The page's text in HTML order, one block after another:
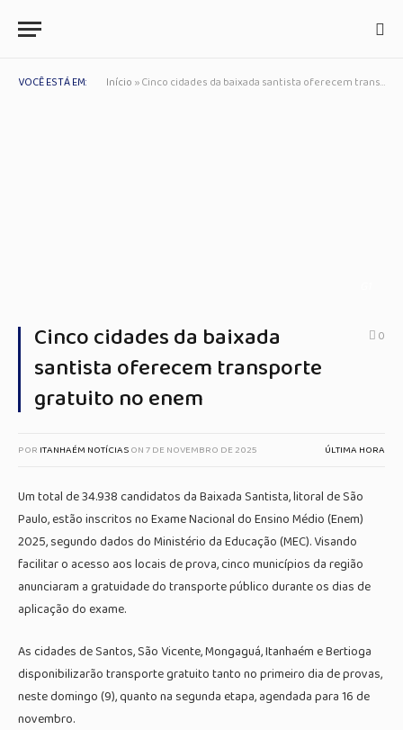
VOCÊ ESTÁ EM: Início »Cinco cidades da baixada santista oferecem transporte gratuito no enem
Cinco cidades da baixada
santista oferecem transporte
gratuito no enem
0
POR ITANHAÉM NOTÍCIASON7 DE NOVEMBRO DE 2025 ÚLTIMA HORA
Um total de 34.938 candidatos da Baixada Santista, litoral de São
Paulo, estão inscritos no Exame Nacional do Ensino Médio (Enem)
2025, segundo dados do Ministério da Educação (MEC). Visando
facilitar o acesso aos locais de prova, cinco municípios da região
anunciaram a gratuidade do transporte público durante os dias de
aplicação do exame.
As cidades de Santos, São Vicente, Mongaguá, Itanhaém e Bertioga
disponibilizarão transporte gratuito tanto no primeiro dia de provas,
neste domingo (9), quanto na segunda etapa, agendada para 16 de
novembro.